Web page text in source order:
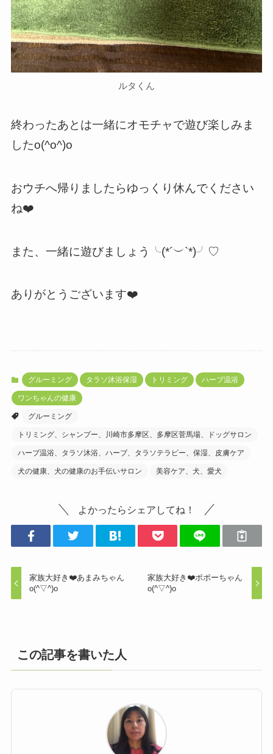
ルタくん
終わったあとは一緒にオモチャで遊び楽しみま
したo(^o^)o
おウチへ帰りましたらゆっくり休んでください
ね❤️
また、一緒に遊びましょう╰(*´︶`*)╯♡
ありがとうございます❤️
グルーミング タラソ沐浴保湿 トリミング ハーブ温浴
ワンちゃんの健康
グルーミング
トリミング、シャンプー、川崎市多摩区、多摩区菅馬場、ドッグサロン
ハーブ温浴、タラソ沐浴、ハーブ、タラソテラピー、保湿、皮膚ケア
犬の健康、犬の健康のお手伝いサロン 美容ケア、犬、愛犬
よかったらシェアしてね！
家族大好き❤️あまみちゃん
o(^▽^)o
家族大好き❤️ポポーちゃん
o(^▽^)o
この記事を書いた人